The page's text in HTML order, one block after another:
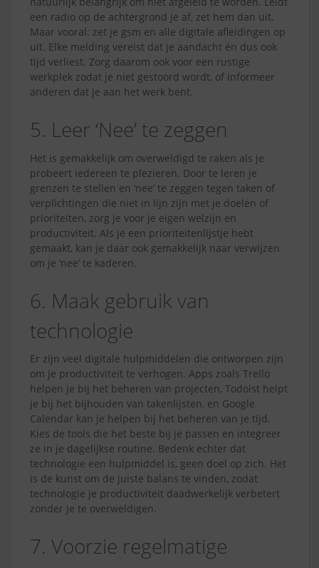
een radio op de achtergrond je af, zet hem dan uit.
Maar vooral: zet je gsm en alle digitale afleidingen op
uit. Elke melding vereist dat je aandacht én dus ook
tijd verliest. Zorg daarom ook voor een rustige
werkplek zodat je niet gestoord wordt, of informeer
anderen dat je aan het werk bent.
5. Leer ‘Nee’ te zeggen
Het is gemakkelijk om overweldigd te raken als je
probeert iedereen te plezieren. Door te leren je
grenzen te stellen en ‘nee’ te zeggen tegen taken of
verplichtingen die niet in lijn zijn met je doelen of
prioriteiten, zorg je voor je eigen welzijn en
productiviteit. Als je een prioriteitenlijstje hebt
gemaakt, kan je daar ook gemakkelijk naar verwijzen
om je ‘nee’ te kaderen.
6. Maak gebruik van
technologie
Er zijn veel digitale hulpmiddelen die ontworpen zijn
om je productiviteit te verhogen. Apps zoals Trello
helpen je bij het beheren van projecten, Todoist helpt
je bij het bijhouden van takenlijsten, en Google
Calendar kan je helpen bij het beheren van je tijd.
Kies de tools die het beste bij je passen en integreer
ze in je dagelijkse routine. Bedenk echter dat
technologie een hulpmiddel is, geen doel op zich. Het
is de kunst om de juiste balans te vinden, zodat
technologie je productiviteit daadwerkelijk verbetert
zonder je te overweldigen.
7. Voorzie regelmatige